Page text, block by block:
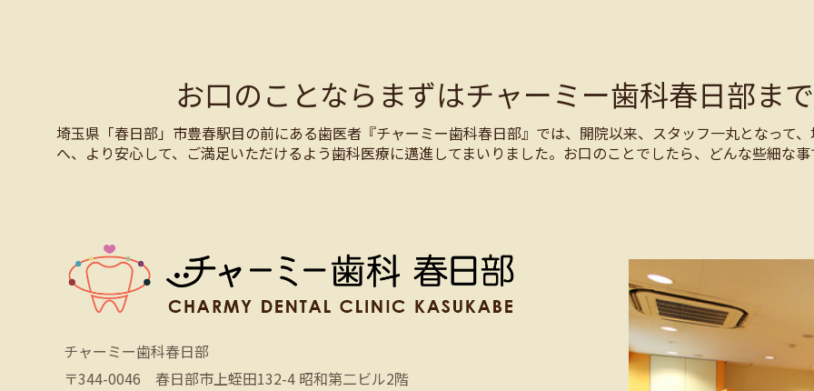
お口のことならまずはチャーミー歯科春日部ま
埼玉県「春日部」市豊春駅目の前にある歯医者『チャーミー歯科春日部』では、開院以来、スタッフ一丸となって
へ、より安心して、ご満足いただけるよう歯科医療に邁進してまいりました。お口のことでしたら、どんな些細な
チャーミー歯科春日部
〒344-0046 春日部市上蛭田132-4 昭和第二ビル2階